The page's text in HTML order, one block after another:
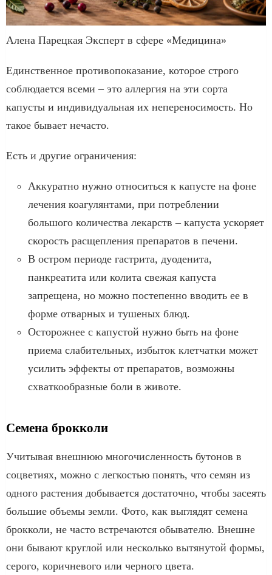
Алена Парецкая Эксперт в сфере «Медицина»
Единственное противопоказание, которое строго
соблюдается всеми – это аллергия на эти сорта
капусты и индивидуальная их непереносимость. Но
такое бывает нечасто.
Есть и другие ограничения:
Аккуратно нужно относиться к капусте на фоне
лечения коагулянтами, при потреблении
большого количества лекарств – капуста ускоряет
скорость расщепления препаратов в печени.
В остром периоде гастрита, дуоденита,
панкреатита или колита свежая капуста
запрещена, но можно постепенно вводить ее в
форме отварных и тушеных блюд.
Осторожнее с капустой нужно быть на фоне
приема слабительных, избыток клетчатки может
усилить эффекты от препаратов, возможны
схваткообразные боли в животе.
Семена брокколи
Учитывая внешнюю многочисленность бутонов в
соцветиях, можно с легкостью понять, что семян из
одного растения добывается достаточно, чтобы засеять
большие объемы земли. Фото, как выглядят семена
брокколи, не часто встречаются обывателю. Внешне
они бывают круглой или несколько вытянутой формы,
серого, коричневого или черного цвета.